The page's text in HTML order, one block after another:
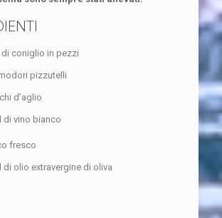
di coniglio in pezzi
pizzutelli
d’aglio
di vino bianco
fresco
di olio extravergine di oliva